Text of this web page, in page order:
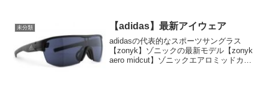
るほど…」と思うあちこちに低反発パッ
ドが配置されてます。特に...
未分類 【adidas】最新アイウェア
adidasの代表的なスポーツサングラス
【zonyk】ゾニックの最新モデル【zonyk
aero midcut】ゾニックエアロミッドカッ